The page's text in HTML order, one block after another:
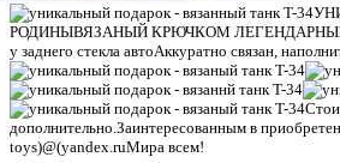
РОДИНЫВЯЗАНЫЙ КРЮЧКОМ ЛЕГЕНДАРНЫЙ ТАНК
у заднего стекла автоАккуратно связан,
дополнительно.Заинтересованным в
toys)@(yandex.ruМира всем!